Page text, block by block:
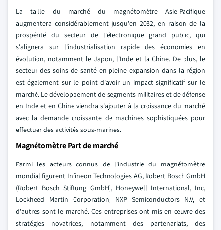
La taille du marché du magnétomètre Asie-Pacifique
augmentera considérablement jusqu'en 2032, en raison de la
prospérité du secteur de l'électronique grand public, qui
s'alignera sur l'industrialisation rapide des économies en
évolution, notamment le Japon, l'Inde et la Chine. De plus, le
secteur des soins de santé en pleine expansion dans la région
est également sur le point d'avoir un impact significatif sur le
marché. Le développement de segments militaires et de défense
en Inde et en Chine viendra s'ajouter à la croissance du marché
avec la demande croissante de machines sophistiquées pour
effectuer des activités sous-marines.
Magnétomètre Part de marché
Parmi les acteurs connus de l'industrie du magnétomètre
mondial figurent Infineon Technologies AG, Robert Bosch GmbH
(Robert Bosch Stiftung GmbH), Honeywell International, Inc,
Lockheed Martin Corporation, NXP Semiconductors N.V, et
d'autres sont le marché. Ces entreprises ont mis en œuvre des
stratégies novatrices, notamment des partenariats, des